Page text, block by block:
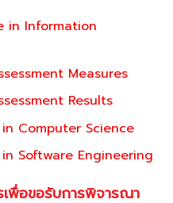
in Information
Measures
Results
Computer Science
Software Engineering
เพื่อขอรับการพิจารณา